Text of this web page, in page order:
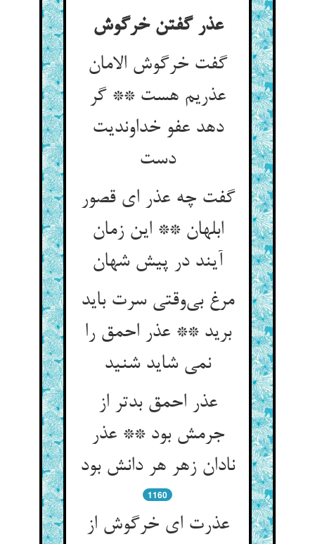
عذر گفتن خرگوش‌‌
گفت خرگوش الامان
عذریم هست ** گر
دهد عفو خداوندیت
گفت چه عذر ای قصور
ابلهان ** این زمان
مرغ بی‌‌وقتی سرت باید
برید ** عذر احمق را
نمی شاید شنید
عذر احمق بدتر از
جرمش بود ** عذر
نادان زهر هر دانش بود
1160
عذرت ای خرگوش از